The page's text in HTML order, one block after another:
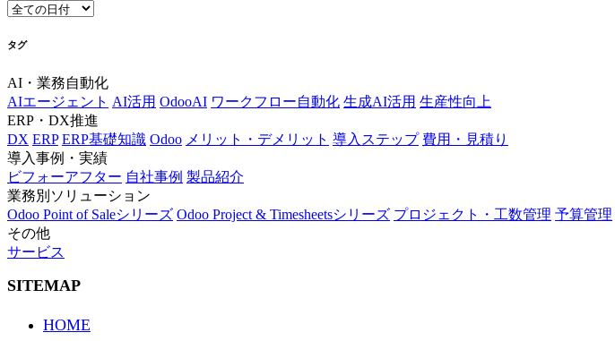
タグ
AI・業務自動化
AIエージェント AI活用 OdooAI ワークフロー自動化 生成AI活用 生産性向上
ERP・DX推進
DX ERP ERP基礎知識 Odoo メリット・デメリット 導入ステップ 費用・見積り
導入事例・実績
ビフォーアフター 自社事例 製品紹介
業務別ソリューション
Odoo Point of Saleシリーズ Odoo Project & Timesheetsシリーズ プロジェクト・工数管理 予算管理
その他
サービス
SITEMAP
HOME